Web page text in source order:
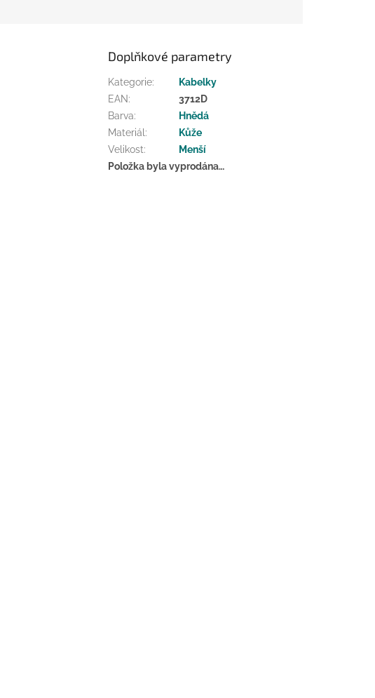
Doplňkové parametry
Kategorie:
Kabelky
EAN:
3712D
Barva:
Hnědá
Materiál :
Kůže
Velikost:
Menší
Položka byla vyprodána…